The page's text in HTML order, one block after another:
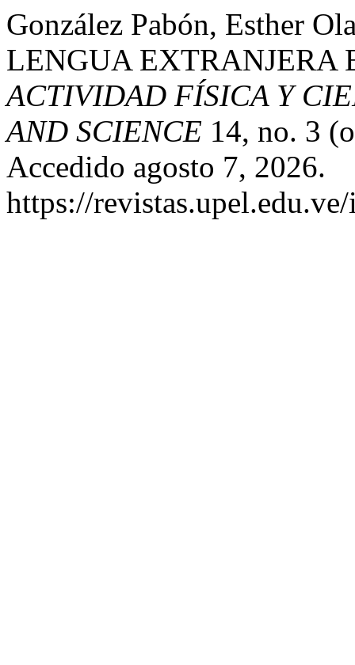
González Pabón, Esther
LENGUA EXTRANJERA
ACTIVIDAD FÍSICA Y
AND SCIENCE 14, no. 3
Accedido agosto 7, 2026.
https://